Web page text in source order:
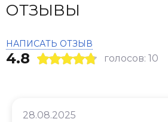
ОТЗЫВЫ
4.8 голосов: 10
НАПИСАТЬ ОТЗЫВ
28.08.2025